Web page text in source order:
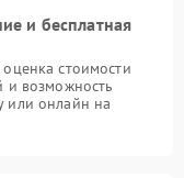
и бесплатная
стоимости
и возможность
или онлайн на